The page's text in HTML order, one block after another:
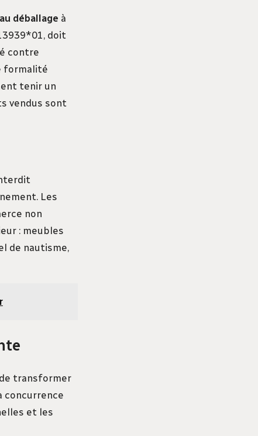
déballage à
doit
contre
formalité
tenir un
vendus sont
Les
non
: meubles
de nautisme,
de transformer
concurrence
et les